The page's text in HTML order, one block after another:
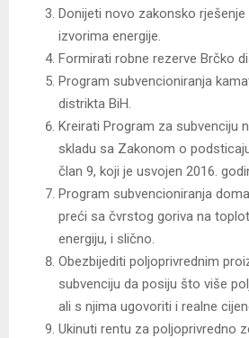
Donijeti novo zakonsko
izvorima energije.
Formirati robne rezerve Brčko
Program subvencioniranja
distrikta BiH.
Kreirati Program za subvenciju
skladu sa Zakonom o
član 9, koji je usvojen 2016.
Program subvencioniranja
preći sa čvrstog goriva na
energiju, i slično.
Obezbijediti poljoprivrednim
subvenciju da posiju što više
ali s njima ugovoriti i realne
Ukinuti rentu za poljoprivredno